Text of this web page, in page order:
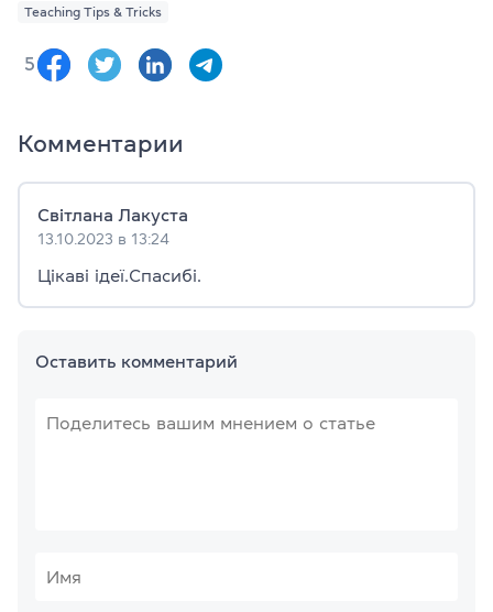
Teaching Tips & Tricks
5
Комментарии
Світлана Лакуста
13.10.2023 в 13:24
Цікаві ідеї.Спасибі.
Оставить комментарий